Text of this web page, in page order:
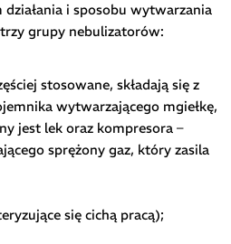
i sposobu wytwarzania
grupy nebulizatorów:
stosowane, składają się z
wytwarzającego mgiełkę,
jest lek oraz kompresora –
sprężony gaz, który zasila
się cichą pracą);